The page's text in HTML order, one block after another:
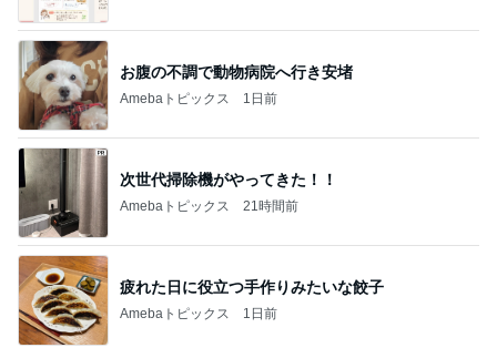
お腹の不調で動物病院へ行き安堵
Amebaトピックス 1日前
次世代掃除機がやってきた！！
Amebaトピックス 21時間前
疲れた日に役立つ手作りみたいな餃子
Amebaトピックス 1日前